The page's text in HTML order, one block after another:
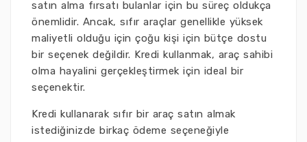
satın alma fırsatı bulanlar için bu süreç oldukça
önemlidir. Ancak, sıfır araçlar genellikle yüksek
maliyetli olduğu için çoğu kişi için bütçe dostu
bir seçenek değildir. Kredi kullanmak, araç sahibi
olma hayalini gerçekleştirmek için ideal bir
seçenektir.
Kredi kullanarak sıfır bir araç satın almak
istediğinizde birkaç ödeme seçeneğiyle